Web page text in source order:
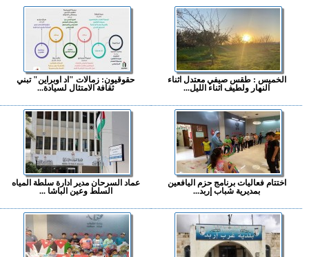
الخميس : طقس صيفي معتدل اثناء
النهار ولطيف اثناء الليل...
حقوقيون: زمالات "اد اوبراين" تبني
ثقافة الامتثال لسيادة...
اختتام فعاليات برنامج حزم اليافعين
بمديرية شباب إربد...
عماد السرحان مدير ادارة سلطة المياه
السلط وعين الباشا ...